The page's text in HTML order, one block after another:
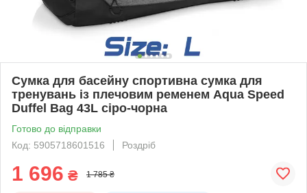
Сумка для басейну спортивна сумка для
тренувань із плечовим ременем Aqua Speed
Duffel Bag 43L сіро-чорна
Готово до відправки
Код: 5905718601516
Роздріб
1 696 ₴ 1 785 ₴